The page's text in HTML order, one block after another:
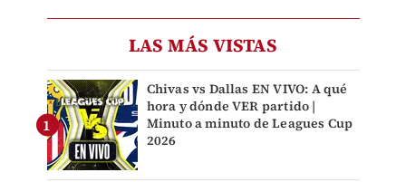
LAS MÁS VISTAS
Chivas vs Dallas EN VIVO: A qué
hora y dónde VER partido |
Minuto a minuto de Leagues Cup
2026